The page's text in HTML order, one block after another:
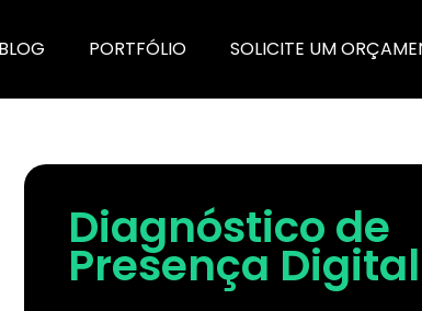
BLOG PORTFÓLIO SOLICITE UM
Diagnóstico de
Presença Digital